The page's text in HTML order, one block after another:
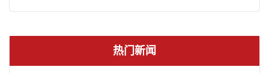
热门新闻